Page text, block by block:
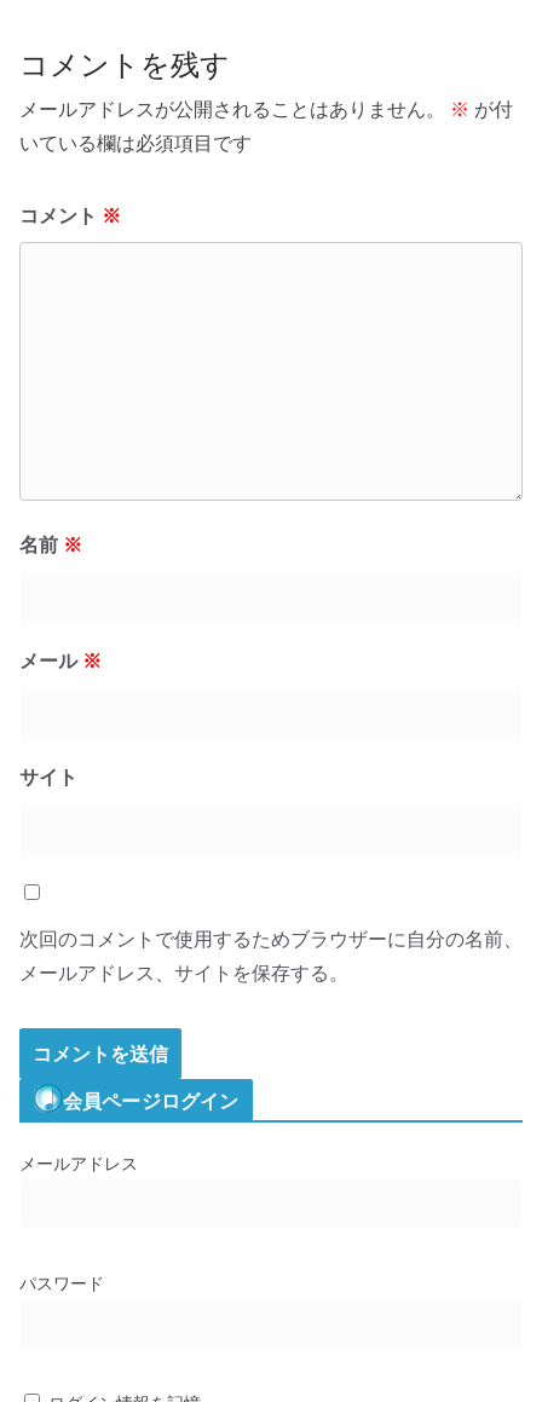
コメントを残す
メールアドレスが公開されることはありません。 ※ が付
いている欄は必須項目です
コメント ※
名前 ※
メール ※
サイト
次回のコメントで使用するためブラウザーに自分の名前、
メールアドレス、サイトを保存する。
会員ページログイン
メールアドレス
パスワード